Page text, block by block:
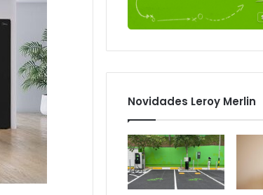
Novidades Leroy Merlin